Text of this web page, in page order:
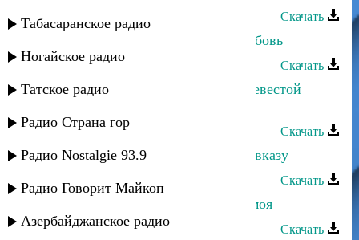
Табасаранское радио
Ногайское радио
Татское радио
Радио Страна гор
Радио Nostalgie 93.9
Радио Говорит Майкоп
Азербайджанское радио
Скачать
Рейсан Магомедкеримов - Моя любовь
Скачать
Рейсан Магомедкеримов - Моей невестой
Скачать
Рейсан Магомедкеримов - Мир Кавказу
Скачать
Рейсан Магомедкеримов - Мечта моя
Скачать